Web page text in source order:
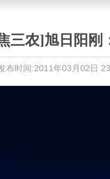
三农]旭日阳刚
布时间:2011年03月02日